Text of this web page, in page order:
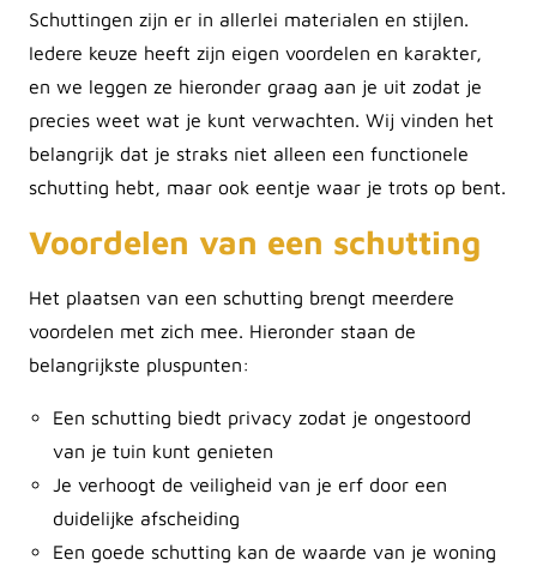
Schuttingen zijn er in allerlei materialen en stijlen.
Iedere keuze heeft zijn eigen voordelen en karakter,
en we leggen ze hieronder graag aan je uit zodat je
precies weet wat je kunt verwachten. Wij vinden het
belangrijk dat je straks niet alleen een functionele
schutting hebt, maar ook eentje waar je trots op bent.
Voordelen van een schutting
Het plaatsen van een schutting brengt meerdere
voordelen met zich mee. Hieronder staan de
belangrijkste pluspunten:
Een schutting biedt privacy zodat je ongestoord
van je tuin kunt genieten
Je verhoogt de veiligheid van je erf door een
duidelijke afscheiding
Een goede schutting kan de waarde van je woning